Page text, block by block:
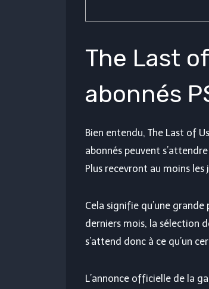
The Last
abonnés
Bien entendu, The Last of
abonnés peuvent
Plus recevront au moins
Cela signifie qu’une
derniers mois, la sélection
s’attend donc à ce qu’un
L’annonce officielle de la